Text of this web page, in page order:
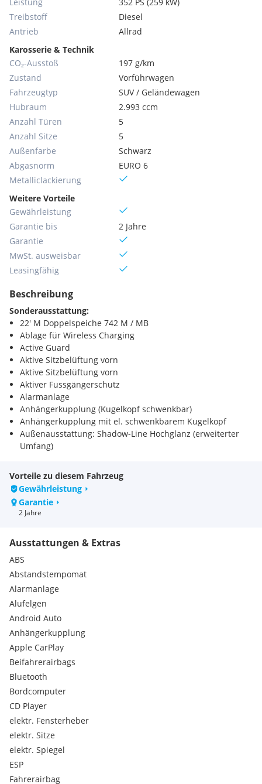
Treibstoff
Diesel
Antrieb
Allrad
Karosserie & Technik
CO₂-Ausstoß
197 g/km
Zustand
Vorführwagen
Fahrzeugtyp
SUV / Geländewagen
Hubraum
2.993 ccm
Anzahl Türen
5
Anzahl Sitze
5
Außenfarbe
Schwarz
Abgasnorm
EURO 6
Metallic­lackierung
Weitere Vorteile
Gewährleistung
Garantie bis
2 Jahre
Garantie
MwSt. ausweisbar
Leasingfähig
Beschreibung
Sonderausstattung:
22' M Doppelspeiche 742 M / MB
Ablage für Wireless Charging
Active Guard
Aktive Sitzbelüftung vorn
Aktive Sitzbelüftung vorn
Aktiver Fussgängerschutz
Alarmanlage
Anhängerkupplung (Kugelkopf schwenkbar)
Anhängerkupplung mit el. schwenkbarem Kugelkopf
Außenausstattung: Shadow-Line Hochglanz (erweiterter
Umfang)
BMW Niere 'Iconic Glow'
Bremsanlage: M Sportbremsen (Bremssättel lackiert)
Bremsanlage: M Sportbremsen (Bremssättel lackiert, rot
hochglänzend)
CO2-Umfang
Connected Package Professional
ConnectedDrive Services
DAB-Tuner
Deutsche/BA/Serviceheft
Driving Assistant Professional
Edelholz"Fineline
EU-spezifische Zusatzumfänge
Fahrassistenz-System: aktiver Spurhalteassistent
Fahrassistenz-System: Auffahrwarnsystem mit
Bremsfunktion
Fahrassistenz-System: BMW Gestiksteuerung
Fahrassistenz-System: Driving Assistant
Fahrassistenz-System: Driving Assistant Professional
Fahrassistenz-System: Falschfahrwarnung
Fahrassistenz-System: Heckaufprall-Vermeidung
Fahrassistenz-System: Kreuzungs-Assistent
Fahrassistenz-System: Querverkehrs-Assistent
Fahrassistenz-System: Speed-Limit-Anzeige
Fahrassistenz-System: Spurwechselassistent
Vorteile zu diesem Fahrzeug
Gewährleistung
Garantie
2 Jahre
Ausstattungen & Extras
ABS
Abstandstempomat
Alarmanlage
Alufelgen
Android Auto
Anhängerkupplung
Apple CarPlay
Beifahrerairbags
Bluetooth
Bordcomputer
CD Player
elektr. Fensterheber
elektr. Sitze
elektr. Spiegel
ESP
Fahrerairbag